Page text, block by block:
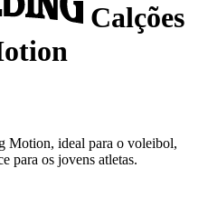
Calções
Motion, ideal para o voleibol,
para os jovens atletas.